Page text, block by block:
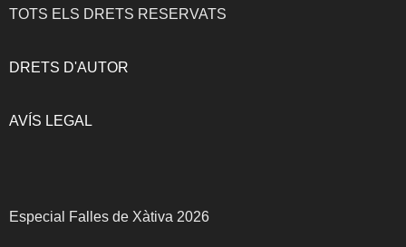
TOTS ELS DRETS RESERVATS
DRETS D'AUTOR
AVÍS LEGAL
Especial Falles de Xàtiva 2026